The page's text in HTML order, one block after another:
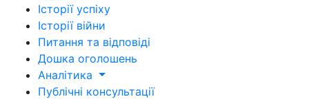
Історії успіху
Історії війни
Питання та відповіді
Дошка оголошень
Аналітика
Публічні консультації